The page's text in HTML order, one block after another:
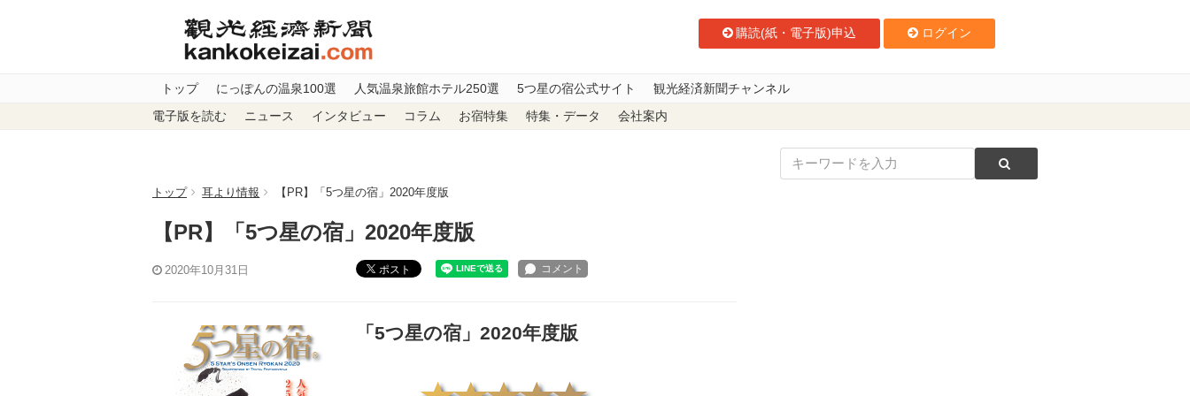
購読(紙・電子版)申込 ログイン
トップ にっぽんの温泉100選 人気温泉旅館ホテル250選 5つ星の宿公式サイト 観光経済新聞チャンネル
電子版を読む ニュース インタビュー コラム お宿特集 特集・データ 会社案内
トップ 耳より情報 【PR】「5つ星の宿」2020年度版
【PR】「5つ星の宿」2020年度版
2020年10月31日 ポスト
「5つ星の宿」2020年度版